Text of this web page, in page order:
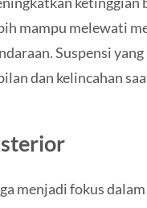
mampu melewati
Suspensi
dan kelincahan
menjadi fokus